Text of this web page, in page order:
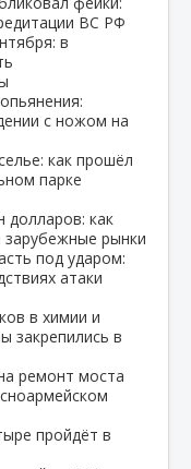
ВС РФ
в
с ножом на
как прошёл
парке
долларов: как
зарубежные рынки
под ударом:
атаки
в химии и
закрепились в
ремонт моста
пройдёт в